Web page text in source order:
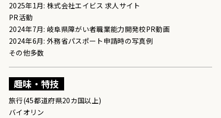
2025年1月: 株式会社エイビス 求人サイト
PR活動
2024年7月: 岐阜県障がい者職業能力開発校PR動画
2024年6月: 外務省パスポート申請時の写真例
その他多数
趣味・特技
旅行(45都道府県20カ国以上)
バイオリン